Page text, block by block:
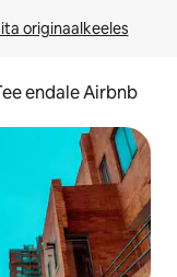
originaalkeeles
endale Airbnb